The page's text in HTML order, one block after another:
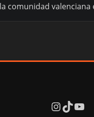
comunidad
TikTok